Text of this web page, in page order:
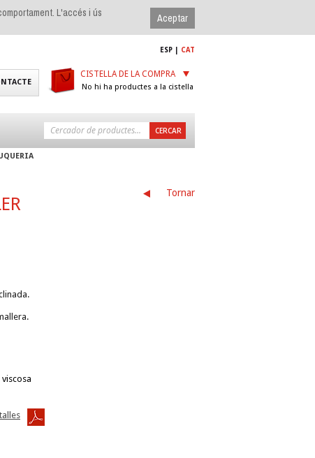
L'accés i ús
ESP CAT
CISTELLA DE LA COMPRA
No hi ha productes a la cistella
Tornar